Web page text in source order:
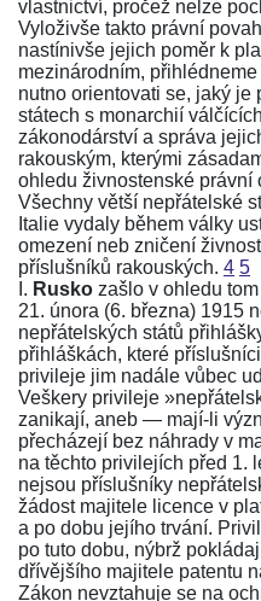
vlastnictví, pročež nelze
Vyloživše takto právní
nastínivše jejich poměr k
mezinárodním,
nutno orientovati se, jaký je
státech s monarchií
zákonodárství a správa
rakouským, kterými
ohledu živnostenské právní
Všechny větší nepřátelské
Italie vydaly během války
omezení neb zničení
příslušníků rakouských. 4 5
I. Rusko zašlo v ohledu
21. února (6. března) 1915
nepřátelských států
přihláškách, které
privileje jim nadále vůbec
Veškery privileje
zanikají, aneb — mají-li
přecházejí bez náhrady v
na těchto privilejích před 1.
nejsou příslušníky
žádost majitele licence v
a po dobu jejího trvání.
po tuto dobu, nýbrž
dřívějšího majitele patentu
Zákon nevztahuje se na